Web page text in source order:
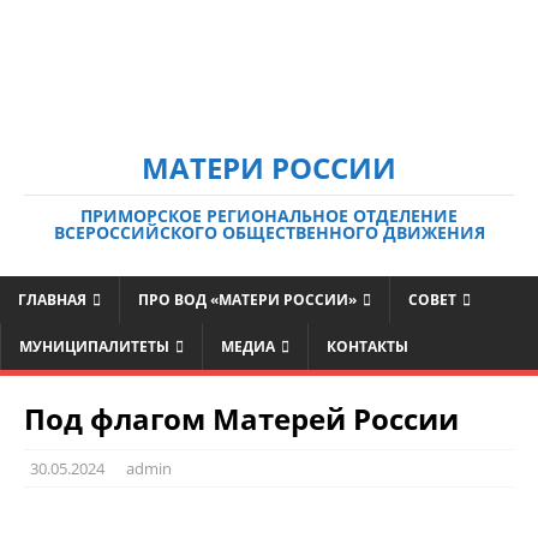
МАТЕРИ РОССИИ
ПРИМОРСКОЕ РЕГИОНАЛЬНОЕ ОТДЕЛЕНИЕ
ВСЕРОССИЙСКОГО ОБЩЕСТВЕННОГО ДВИЖЕНИЯ
ГЛАВНАЯ ПРО ВОД «МАТЕРИ РОССИИ» СОВЕТ
МУНИЦИПАЛИТЕТЫ МЕДИА КОНТАКТЫ
Под флагом Матерей России
30.05.2024 admin